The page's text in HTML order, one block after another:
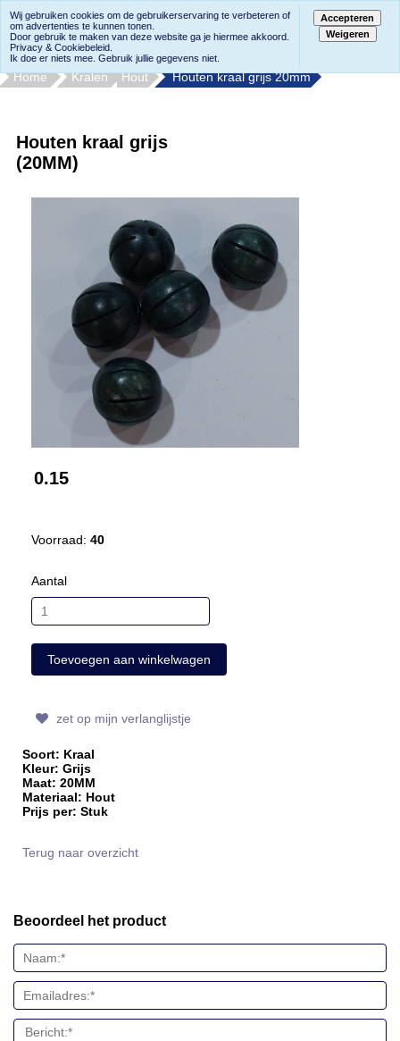
Home Kralen Hout Houten kraal grijs 20mm
Houten kraal grijs
(20MM)
0.15
Voorraad: 40
Aantal
zet op mijn verlanglijstje
Soort: Kraal
Kleur: Grijs
Maat: 20MM
Materiaal: Hout
Prijs per: Stuk
Terug naar overzicht
Beoordeel het product
Wij gebruiken cookies om de gebruikerservaring te verbeteren of
om advertenties te kunnen tonen.
Door gebruik te maken van deze website ga je hiermee akkoord.
Privacy & Cookiebeleid.
Ik doe er niets mee. Gebruik jullie gegevens niet.
Accepteren
Weigeren